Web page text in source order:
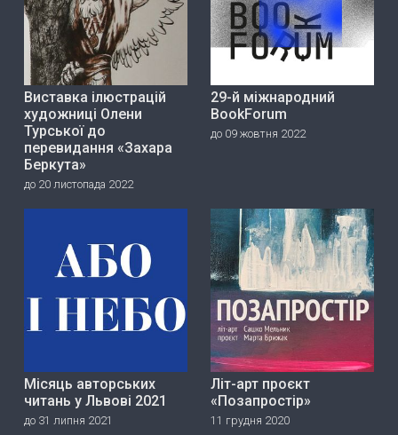
Виставка ілюстрацій
художниці Олени
Турської до
перевидання «Захара
Беркута»
до 20 листопада 2022
29-й міжнародний
BookForum
до 09 жовтня 2022
Місяць авторських
читань у Львові 2021
до 31 липня 2021
Літ-арт проєкт
«Позапростір»
11 грудня 2020